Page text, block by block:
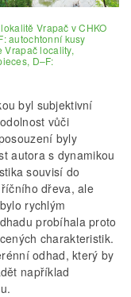
Vrapač v CHKO
autochtonní kusy
Vrapač locality,
D–F:
byl subjektivní
vůči
byly
autora s dynamikou
souvisí do
dřeva, ale
rychlým
probíhala proto
charakteristik.
odhad, který by
například